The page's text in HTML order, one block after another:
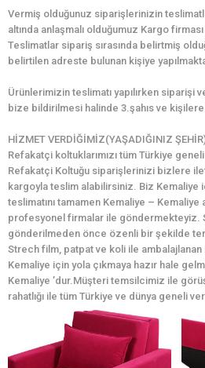
Vermiş olduğunuz siparişlerinizin
altında anlaşmalı olduğumuz Kargo
Teslimatlar sipariş sırasında belirtmiş
belirtilen adreste bulunan kişiye
Ürünlerimizin teslimatı yapılırken siparişi
bize bildirilmesi halinde 3.şahıs ve
HİZMET VERDİĞİMİZ(YAŞADIĞINIZ
Refakatçi koltuklarımızı tüm Türkiye
Refakatçi Koltuğu siparişlerinizi bizlere
kargoyla teslim alabilirsiniz. Biz Kemaliye
teslimatını tamamen Kemaliye – Kemaliye
profesyonel firmalar ile göndermekteyiz.
gönderilmeden önce özenli bir şekilde
Strech film, patpat ve koli ile ambalajlanan
Kemaliye için yola çıkmaya hazır hale
Kemaliye ’dur.Müşteri temsilcimiz ile
rahatlığı ile tüm Türkiye ve dünya geneli